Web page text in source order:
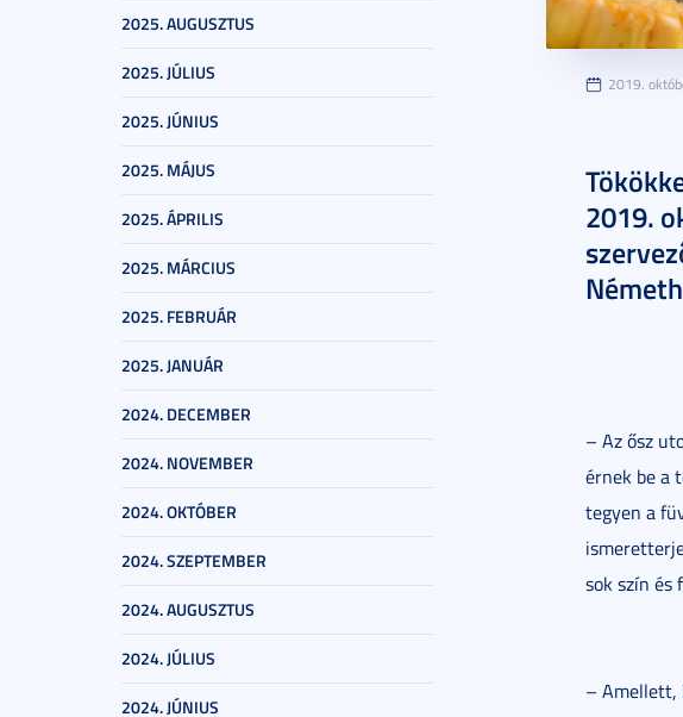
2025. AUGUSZTUS
2025. JÚLIUS
2025. JÚNIUS
2025. MÁJUS
2025. ÁPRILIS
2025. MÁRCIUS
2025. FEBRUÁR
2025. JANUÁR
2024. DECEMBER
2024. NOVEMBER
2024. OKTÓBER
2024. SZEPTEMBER
2024. AUGUSZTUS
2024. JÚLIUS
2024. JÚNIUS
2019.
2019.
– Az ősz
érnek be a
tegyen a
sok szín és
– Amellett,